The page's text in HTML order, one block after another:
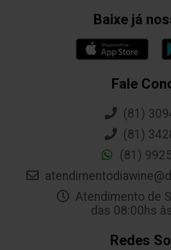
Baixe já
Fale
(81)
(81)
(81)
Atendimento de
das 08:00hs
Redes